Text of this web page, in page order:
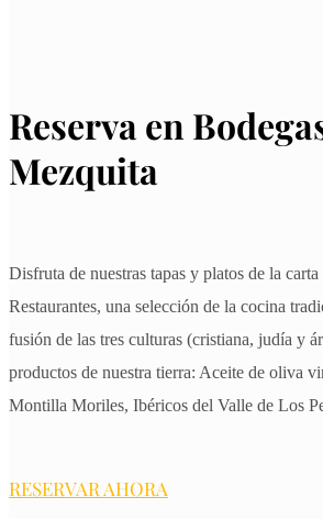
Reserva en
Mezquita
Disfruta de nuestras tapas y platos de la carta
Restaurantes, una selección de la cocina
fusión de las tres culturas (cristiana, judía y
productos de nuestra tierra: Aceite de oliva
Montilla Moriles, Ibéricos del Valle de Los
RESERVAR AHORA